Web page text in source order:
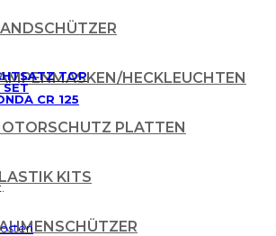
HECKLEUCHTEN
PLATTEN
KITS
TOP
SET
CR 125